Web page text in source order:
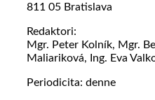
811 05 Bratislava
Redaktori:
Mgr. Peter Kolník, Mgr.
Maliariková, Ing. Eva
Periodicita: denne